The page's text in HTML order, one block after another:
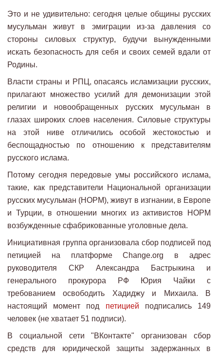
Это и не удивительно: сегодня целые общины русских
мусульман живут в эмиграции из-за давления со
стороны силовых структур, будучи вынужденными
искать безопасность для себя и своих семей вдали от
Родины.
Власти страны и РПЦ, опасаясь исламизации русских,
прилагают множество усилий для демонизации этой
религии и новообращенных русских мусульман в
глазах широких слоев населения. Силовые структуры
на этой ниве отличились особой жестокостью и
беспощадностью по отношению к представителям
русского ислама.
Потому сегодня передовые умы российского ислама,
такие, как представители Национальной организации
русских мусульман (НОРМ), живут в изгнании, в Европе
и Турции, в отношении многих из активистов НОРМ
возбужденные сфабрикованные уголовные дела.
Инициативная группа организовала сбор подписей под
петицией на платформе Change.org в адрес
руководителя СКР Александра Бастрыкина и
генерального прокурора РФ Юрия Чайки с
требованием освободить Хадиджу и Михаила. В
настоящий момент под петицией подписались 149
человек (не хватает 51 подписи).
В социальной сети "ВКонтакте" организован сбор
средств для юридической защиты задержанных в